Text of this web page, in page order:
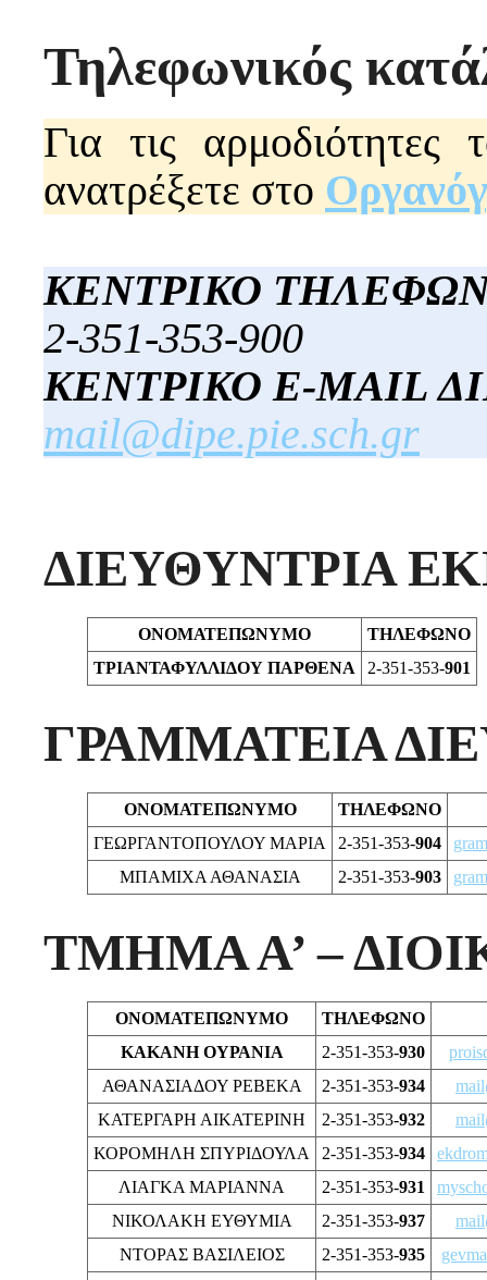
Τηλεφωνικός
Για τις αρμοδιότητες
ανατρέξετε στο
ΚΕΝΤΡΙΚΟ
2-351-353-900
ΚΕΝΤΡΙΚΟ E-MAIL
mail@dipe.pie.sch.gr
ΔΙΕΥΘΥΝΤΡΙΑ
ΟΝΟΜΑΤΕΠΩΝΥΜΟ
ΤΗΛΕΦΩΝΟ
ΤΡΙΑΝΤΑΦΥΛΛΙΔΟΥ ΠΑΡΘΕΝΑ
2-351-353-901
ΓΡΑΜΜΑΤΕΙΑ
ΟΝΟΜΑΤΕΠΩΝΥΜΟ
ΤΗΛΕΦΩΝΟ
ΓΕΩΡΓΑΝΤΟΠΟΥΛΟΥ ΜΑΡΙΑ
2-351-353-904
ΜΠΑΜΙΧΑ ΑΘΑΝΑΣΙΑ
2-351-353-903
ΤΜΗΜΑ Α’ –
ΟΝΟΜΑΤΕΠΩΝΥΜΟ
ΤΗΛΕΦΩΝΟ
ΚΑΚΑΝΗ ΟΥΡΑΝΙΑ
2-351-353-930
ΑΘΑΝΑΣΙΑΔΟΥ ΡΕΒΕΚΑ
2-351-353-934
ΚΑΤΕΡΓΑΡΗ ΑΙΚΑΤΕΡΙΝΗ
2-351-353-932
ΚΟΡΟΜΗΛΗ ΣΠΥΡΙΔΟΥΛΑ
2-351-353-934
ΛΙΑΓΚΑ ΜΑΡΙΑΝΝΑ
2-351-353-931
ΝΙΚΟΛΑΚΗ ΕΥΘΥΜΙΑ
2-351-353-937
ΝΤΟΡΑΣ ΒΑΣΙΛΕΙΟΣ
2-351-353-935